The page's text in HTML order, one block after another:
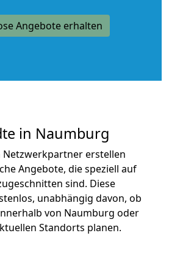
Angebote erhalten
in Naumburg
erstellen
Angebote, die speziell auf
sind. Diese
unabhängig davon, ob
von Naumburg oder
Standorts planen.